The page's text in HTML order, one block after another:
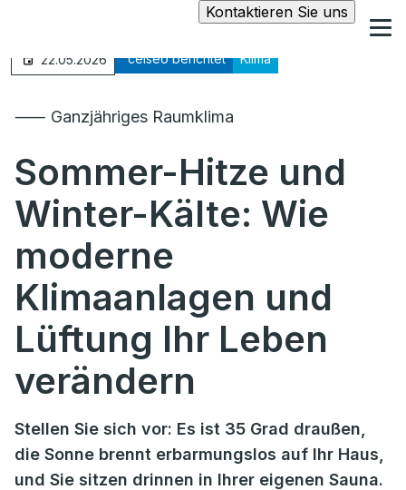
Kontaktieren Sie uns
22.05.2026 °celseo berichtet Klima
⸺ Ganzjähriges Raumklima
Sommer-Hitze und
Winter-Kälte: Wie
moderne
Klimaanlagen und
Lüftung Ihr Leben
verändern
Stellen Sie sich vor: Es ist 35 Grad draußen,
die Sonne brennt erbarmungslos auf Ihr Haus,
und Sie sitzen drinnen in Ihrer eigenen Sauna.